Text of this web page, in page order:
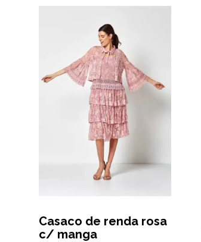
Casaco de renda rosa
c/ manga